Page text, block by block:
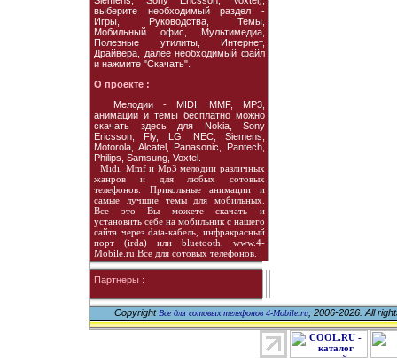
выберите необходимый раздел -
Игры, Руководства, Темы,
Мобильный офис, Мультимедиа,
Полезные утилиты, Интернет,
Драйвера, далее необходимый файл
и нажмите "Скачать".
О проекте :
Мелодии - MIDI, MMF, MP3,
анимации и темы бесплатно можно
скачать здесь для Nokia, Sony
Ericsson, Fly, LG, NEC, Siemens,
Motorola, Alcatel, Panasonic, Pantech,
Philips, Samsung, Voxtel.
Midi, Mmf и Mp3 мелодии различных
жанров и для любых сотовых
телефонов. Прикольные анимации и
самые лучшие темы для мобильных.
Все это Вы можете скачать и
установить себе на мобильник с нашего
сайта через data-кабель, инфракрасный
порт (irda) или bluetooth. www.4-
Mobile.ru Все для сотовых телефонов.
Партнеры :
Copyright Все для сотовых телефонов 4-Mobile.ru, 2006-2026. All